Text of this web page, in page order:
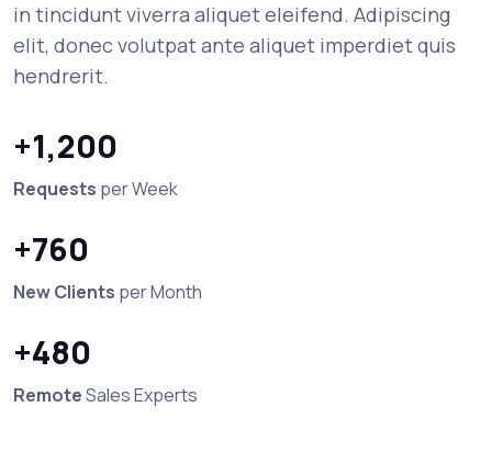
in tincidunt viverra aliquet eleifend. Adipiscing
elit, donec volutpat ante aliquet imperdiet quis
hendrerit.
+1,200
Requests per Week
+760
New Clients per Month
+480
RemoteSales Experts